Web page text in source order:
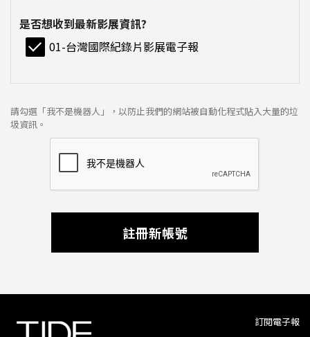
是否想收到最新影展資訊?
01-台灣國際紀錄片影展電子報
請勾選「我不是機器人」，以防止我們的網站被自動化程式貼入大量的垃
圾資訊。
註冊新帳號
訂閱電子報